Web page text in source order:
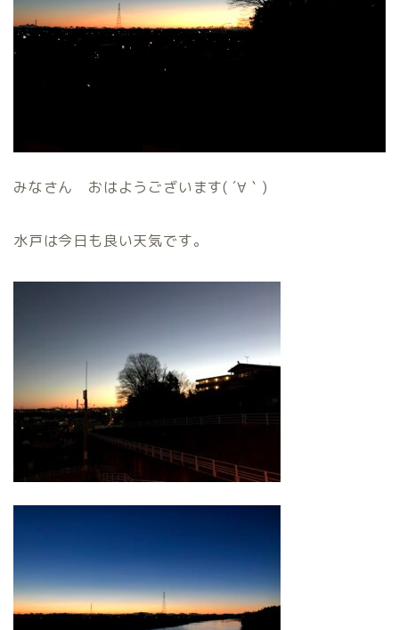
みなさん おはようございます( ´∀｀)
水戸は今日も良い天気です。